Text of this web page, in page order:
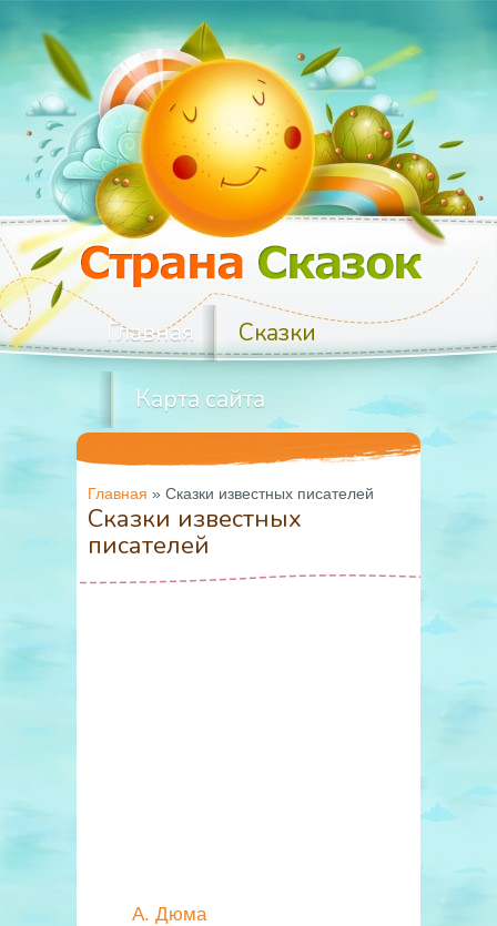
Главная Сказки
Карта сайта
Главная » Сказки известных писателей
Сказки известных
писателей
А. Дюма